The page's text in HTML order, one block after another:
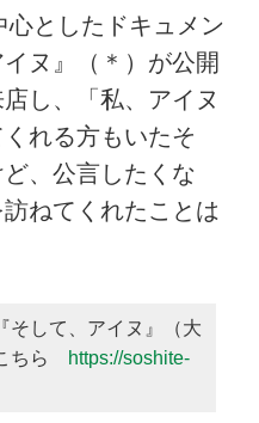
心としたドキュメン
ヌ』（＊）が公開
し、「私、アイヌ
れる方もいたそ
、公言したくな
ねてくれたことは
そして、アイヌ』（大
ちら
https://soshite-